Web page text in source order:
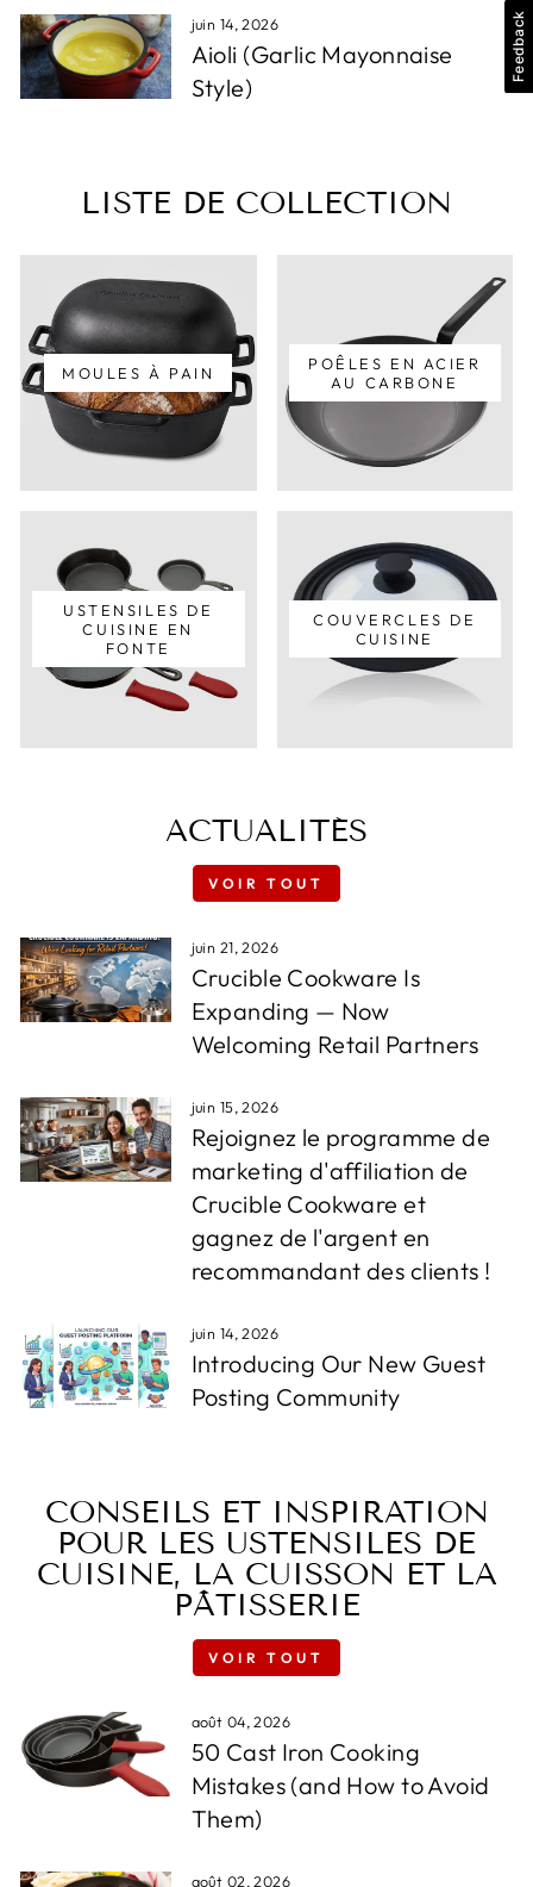
juin 14, 2026
Aioli (Garlic Mayonnaise
Style)
LISTE DE COLLECTION
MOULES À PAIN
POÊLES EN ACIER
AU CARBONE
USTENSILES DE
CUISINE EN
FONTE
COUVERCLES DE
CUISINE
ACTUALITÉS
VOIR TOUT
juin 21, 2026
Crucible Cookware Is
Expanding — Now
Welcoming Retail Partners
juin 15, 2026
Rejoignez le programme de
marketing d'affiliation de
Crucible Cookware et
gagnez de l'argent en
recommandant des clients !
juin 14, 2026
Introducing Our New Guest
Posting Community
CONSEILS ET INSPIRATION
POUR LES USTENSILES DE
CUISINE, LA CUISSON ET LA
PÂTISSERIE
VOIR TOUT
août 04, 2026
50 Cast Iron Cooking
Mistakes (and How to Avoid
Them)
août 02, 2026
Feedback